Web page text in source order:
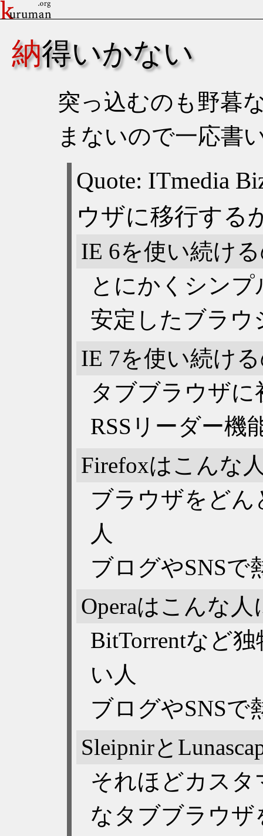
納得いかない
突っ込むのも野暮
まないので一応書
IE 6を使い続け
とにかくシン
安定したブラウ
IE 7を使い続け
タブブラウザ
RSSリーダー機
Firefoxはこんな
ブラウザをど
人
ブログやSNSで
Operaはこんな
BitTorrentなど
い人
ブログやSNSで
Sleipnirと
それほどカス
なタブブラウザ